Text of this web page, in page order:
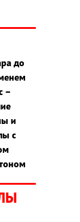
до
–
и
с